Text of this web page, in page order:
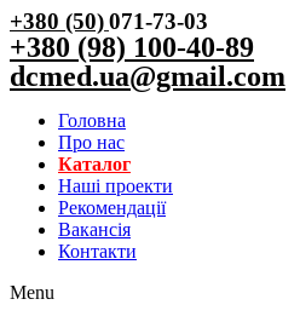
+380 (50)071-73-03
+380 (98) 100-40-89
dcmed.ua@gmail.com
Головна
Про нас
Каталог
Нашi проекти
Рекомендації
Вакансiя
Контакти
Menu